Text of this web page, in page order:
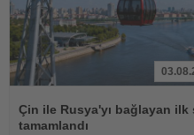
Oku
Çin ile Rusya'yı bağlayan ilk
tamamlandı